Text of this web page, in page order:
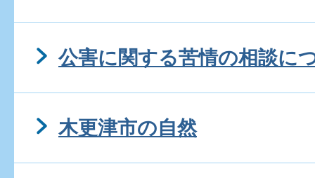
公害に関する苦情の相談に
木更津市の自然